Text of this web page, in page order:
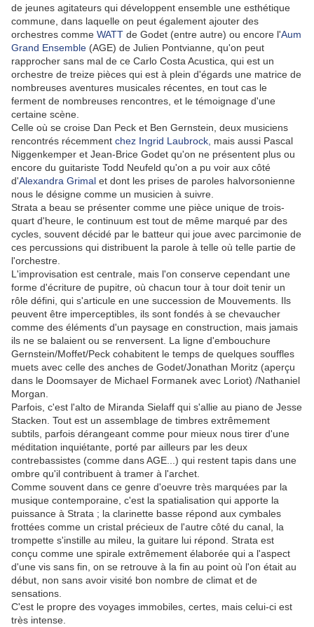
de jeunes agitateurs qui développent ensemble une esthétique
commune, dans laquelle on peut également ajouter des
orchestres comme WATT de Godet (entre autre) ou encore l'Aum
Grand Ensemble (AGE) de Julien Pontvianne, qu'on peut
rapprocher sans mal de ce Carlo Costa Acustica, qui est un
orchestre de treize pièces qui est à plein d'égards une matrice de
nombreuses aventures musicales récentes, en tout cas le
ferment de nombreuses rencontres, et le témoignage d'une
certaine scène.
Celle où se croise Dan Peck et Ben Gernstein, deux musiciens
rencontrés récemment chez Ingrid Laubrock, mais aussi Pascal
Niggenkemper et Jean-Brice Godet qu'on ne présentent plus ou
encore du guitariste Todd Neufeld qu'on a pu voir aux côté
d'Alexandra Grimal et dont les prises de paroles halvorsonienne
nous le désigne comme un musicien à suivre.
Strata a beau se présenter comme une pièce unique de trois-
quart d'heure, le continuum est tout de même marqué par des
cycles, souvent décidé par le batteur qui joue avec parcimonie de
ces percussions qui distribuent la parole à telle où telle partie de
l'orchestre.
L'improvisation est centrale, mais l'on conserve cependant une
forme d'écriture de pupitre, où chacun tour à tour doit tenir un
rôle défini, qui s'articule en une succession de Mouvements. Ils
peuvent être imperceptibles, ils sont fondés à se chevaucher
comme des éléments d'un paysage en construction, mais jamais
ils ne se balaient ou se renversent. La ligne d'embouchure
Gernstein/Moffet/Peck cohabitent le temps de quelques souffles
muets avec celle des anches de Godet/Jonathan Moritz (aperçu
dans le Doomsayer de Michael Formanek avec Loriot) /Nathaniel
Morgan.
Parfois, c'est l'alto de Miranda Sielaff qui s'allie au piano de Jesse
Stacken. Tout est un assemblage de timbres extrêmement
subtils, parfois dérangeant comme pour mieux nous tirer d'une
méditation inquiétante, porté par ailleurs par les deux
contrebassistes (comme dans AGE...) qui restent tapis dans une
ombre qu'il contribuent à tramer à l'archet.
Comme souvent dans ce genre d'oeuvre très marquées par la
musique contemporaine, c'est la spatialisation qui apporte la
puissance à Strata ; la clarinette basse répond aux cymbales
frottées comme un cristal précieux de l'autre côté du canal, la
trompette s'instille au mileu, la guitare lui répond. Strata est
conçu comme une spirale extrêmement élaborée qui a l'aspect
d'une vis sans fin, on se retrouve à la fin au point où l'on était au
début, non sans avoir visité bon nombre de climat et de
sensations.
C'est le propre des voyages immobiles, certes, mais celui-ci est
très intense.